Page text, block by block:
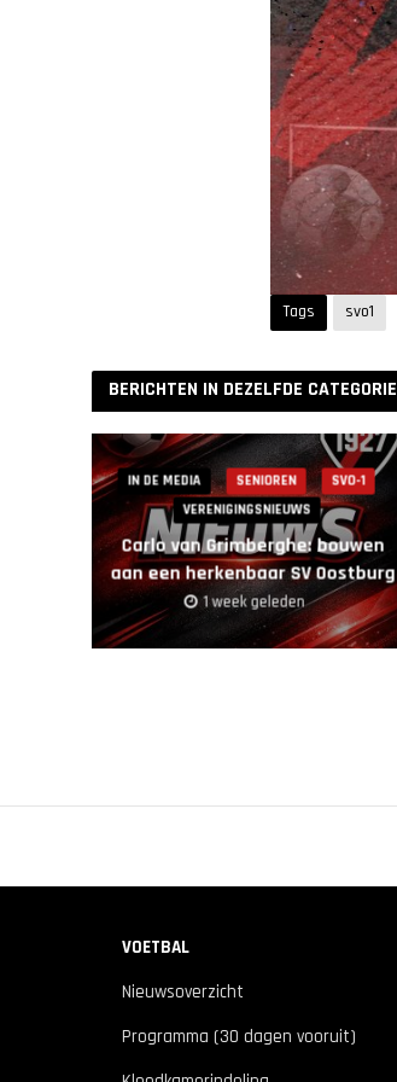
Tags svo1
BERICHTEN IN DEZELFDE CATEGORIE
IN DE MEDIA SENIOREN
SVO-1
VERENIGINGSNIEUWS
Carlo van Grimberghe: bouwen
aan een herkenbaar SV Oostburg
1 week geleden
VOETBAL
Nieuwsoverzicht
Programma (30 dagen vooruit)